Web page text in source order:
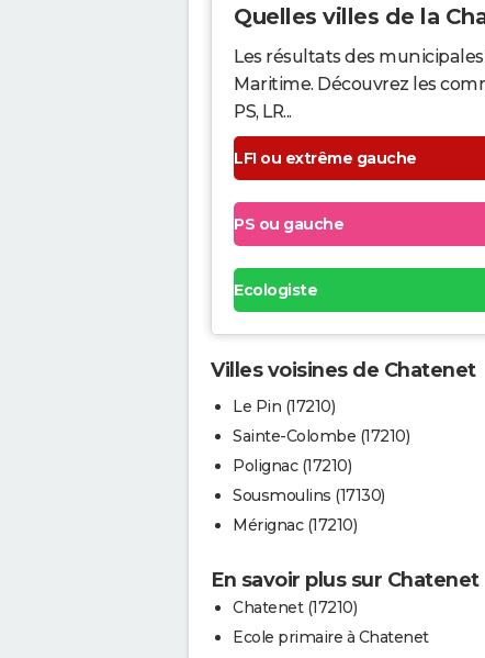
Quelles villes de la
Les résultats des
Maritime. Découvrez les
PS, LR...
LFI ou extrême gauche
PS ou gauche
Ecologiste
Villes voisines de Chatenet
Le Pin (17210)
Sainte-Colombe (17210)
Polignac (17210)
Sousmoulins (17130)
Mérignac (17210)
En savoir plus sur Chatenet
Chatenet (17210)
Ecole primaire à Chatenet